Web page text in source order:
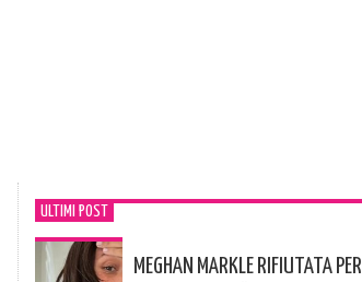
ULTIMI POST
MEGHAN MARKLE RIFIUTATA PER